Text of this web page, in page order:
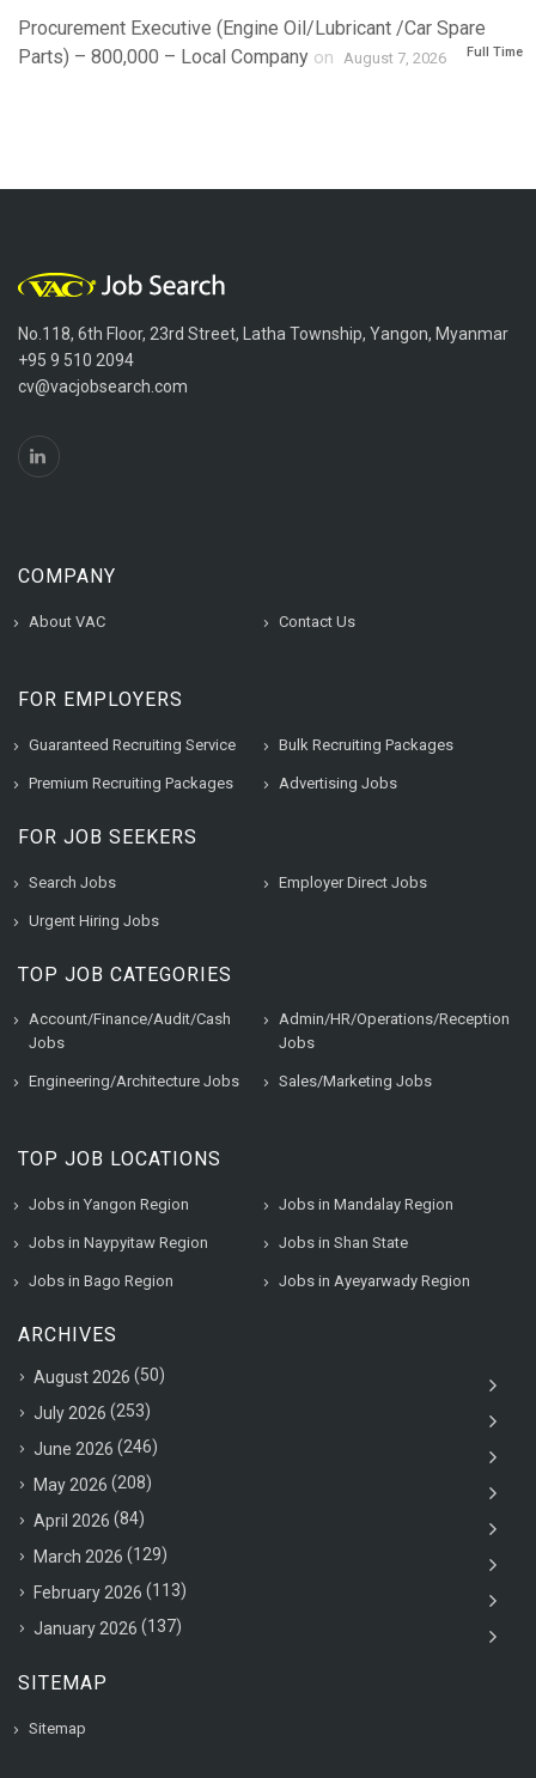
Procurement Executive (Engine Oil/Lubricant /Car Spare
Parts) – 800,000 – Local Company on August 7, 2026 Full Time
No.118, 6th Floor, 23rd Street, Latha Township, Yangon, Myanmar
+95 9 510 2094
cv@vacjobsearch.com
COMPANY
About VAC Contact Us
FOR EMPLOYERS
Guaranteed Recruiting Service Bulk Recruiting Packages
Premium Recruiting Packages Advertising Jobs
FOR JOB SEEKERS
Search Jobs Employer Direct Jobs
Urgent Hiring Jobs
TOP JOB CATEGORIES
Account/Finance/Audit/Cash
Jobs
Admin/HR/Operations/Reception
Jobs
Engineering/Architecture Jobs Sales/Marketing Jobs
TOP JOB LOCATIONS
Jobs in Yangon Region Jobs in Mandalay Region
Jobs in Naypyitaw Region Jobs in Shan State
Jobs in Bago Region Jobs in Ayeyarwady Region
ARCHIVES
August 2026 (50)
July 2026 (253)
June 2026 (246)
May 2026 (208)
April 2026 (84)
March 2026 (129)
February 2026 (113)
January 2026 (137)
SITEMAP
Sitemap